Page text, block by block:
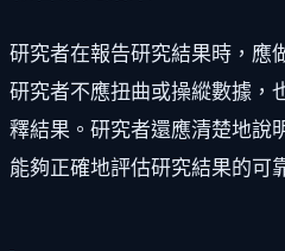
研究者在報告研究結果時，應
研究者不應扭曲或操縱數據，
釋結果。研究者還應清楚地說
能夠正確地評估研究結果的可